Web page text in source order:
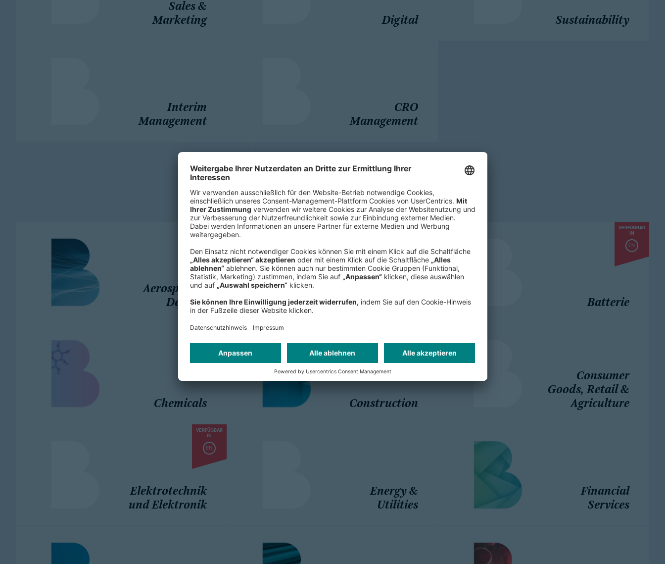
Sales &
Marketing
Digital Sustainability
Interim
Management
CRO
Management
Aerospace &
Defense
Automotive
VERFÜGBAR
IN
EN
Batterie
Chemicals Construction
Consumer
Goods, Retail &
Agriculture
VERFÜGBAR
IN
EN
Elektrotechnik
und Elektronik
Energy &
Utilities
Financial
Services